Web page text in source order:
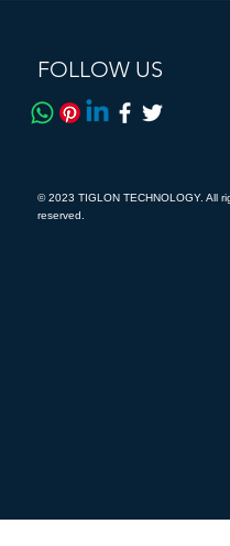
FOLLOW US
© 2023 TIGLON TECHNOLOGY. All
reserved.